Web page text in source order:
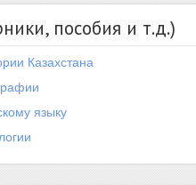
пособия и т.д.)
Казахстана
языку